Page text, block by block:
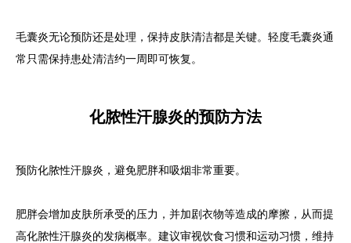
毛囊炎无论预防还是处理，保持皮肤清洁都是关键。轻度毛囊炎通
常只需保持患处清洁约一周即可恢复。
化脓性汗腺炎的预防方法
预防化脓性汗腺炎，避免肥胖和吸烟非常重要。
肥胖会增加皮肤所承受的压力，并加剧衣物等造成的摩擦，从而提
高化脓性汗腺炎的发病概率。建议审视饮食习惯和运动习惯，维持